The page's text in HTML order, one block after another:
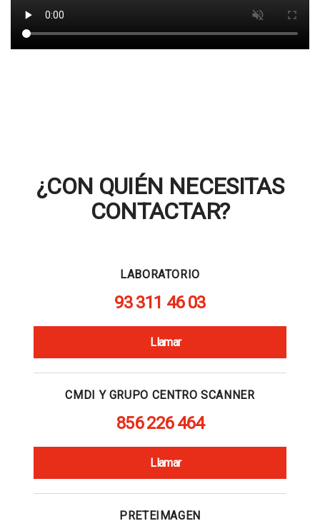
¿CON QUIÉN NECESITAS
CONTACTAR?
LABORATORIO
93 311 46 03
Llamar
CMDI Y GRUPO CENTRO SCANNER
856 226 464
Llamar
PRETEIMAGEN